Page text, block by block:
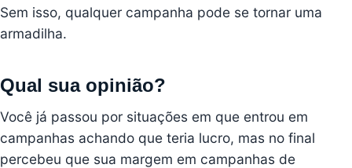
Sem isso, qualquer campanha pode se tornar uma
armadilha.
Qual sua opinião?
Você já passou por situações em que entrou em
campanhas achando que teria lucro, mas no final
percebeu que sua margem em campanhas de